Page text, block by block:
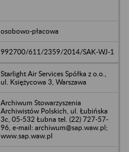
osobowo-płacowa
992700/611/2359/2014/SAK-WJ-1
Starlight Air Services Spółka z o.o.,
ul. Księżycowa 3, Warszawa
Archiwum Stowarzyszenia
Archiwistów Polskich, ul. Łubińska
3c, 05-532 Łubna tel. (22) 727-57-
96, e-mail: archiwum@sap.waw.pl;
www.sap.waw.pl